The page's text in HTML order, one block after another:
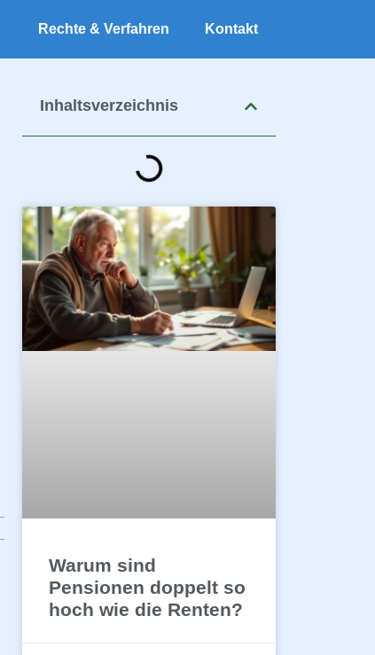
Rechte & Verfahren Kontakt
Inhaltsverzeichnis
Warum sind
Pensionen doppelt so
hoch wie die Renten?